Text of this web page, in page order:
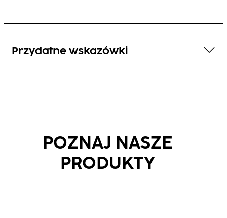
Przydatne wskazówki
POZNAJ NASZE
PRODUKTY